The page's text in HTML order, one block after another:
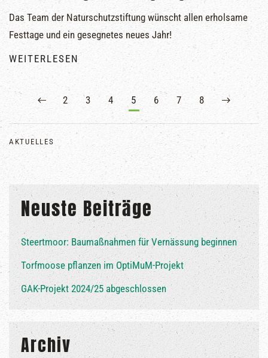
Das Team der Naturschutzstiftung wünscht allen erholsame
Festtage und ein gesegnetes neues Jahr!
WEITERLESEN
2 3 4 5 6 7 8
AKTUELLES
Neuste Beiträge
Steertmoor: Baumaßnahmen für Vernässung beginnen
Torfmoose pflanzen im OptiMuM-Projekt
GAK-Projekt 2024/25 abgeschlossen
Archiv